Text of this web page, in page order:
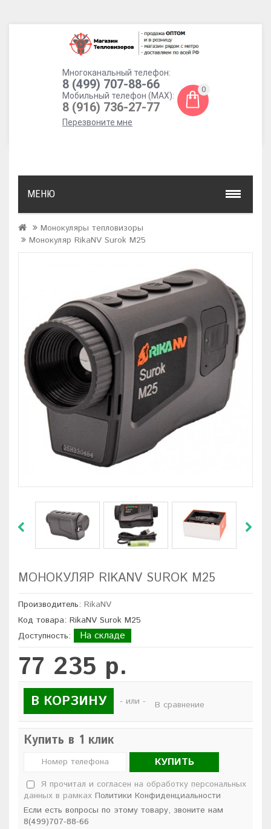
Многоканальный телефон:
8 (499) 707-88-66
Мобильный телефон (MAX):
8 (916) 736-27-77
Перезвоните мне
0
МЕНЮ
Монокуляры тепловизоры
Монокуляр RikaNV Surok M25
МОНОКУЛЯР RIKANV SUROK M25
Производитель: RikaNV
Код товара: RikaNV Surok M25
Доступность:
На складе
77 235 р.
В КОРЗИНУ - или - В сравнение
Купить в 1 клик
КУПИТЬ
Я прочитал и согласен на обработку персональных
данных в рамках Политики Конфиденциальности
Если есть вопросы по этому товару, звоните нам
8(499)707-88-66